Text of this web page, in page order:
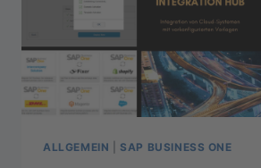
ALLGEMEIN SAP BUSINESS ONE